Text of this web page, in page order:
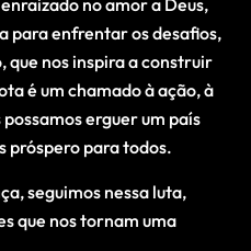
no amor a Deus,
para enfrentar os desafios,
que nos inspira a construir
é um chamado à ação, à
erguer um país
próspero para todos.
seguimos nessa luta,
que nos tornam uma